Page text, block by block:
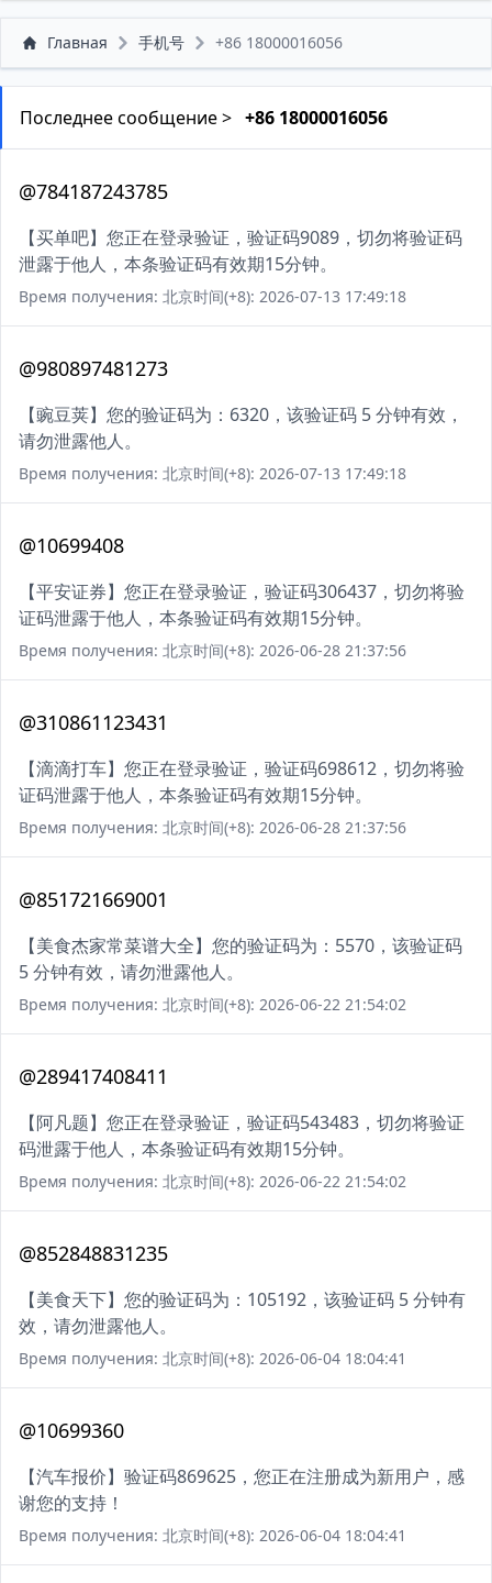
Главная 手机号 +86 18000016056
Последнее сообщение > +86 18000016056
@784187243785
【买单吧】您正在登录验证，验证码9089，切勿将验证码
泄露于他人，本条验证码有效期15分钟。
Время получения: 北京时间(+8): 2026-07-13 17:49:18
@980897481273
【豌豆荚】您的验证码为：6320，该验证码 5 分钟有效，
请勿泄露他人。
Время получения: 北京时间(+8): 2026-07-13 17:49:18
@10699408
【平安证券】您正在登录验证，验证码306437，切勿将验
证码泄露于他人，本条验证码有效期15分钟。
Время получения: 北京时间(+8): 2026-06-28 21:37:56
@310861123431
【滴滴打车】您正在登录验证，验证码698612，切勿将验
证码泄露于他人，本条验证码有效期15分钟。
Время получения: 北京时间(+8): 2026-06-28 21:37:56
@851721669001
【美食杰家常菜谱大全】您的验证码为：5570，该验证码
5 分钟有效，请勿泄露他人。
Время получения: 北京时间(+8): 2026-06-22 21:54:02
@289417408411
【阿凡题】您正在登录验证，验证码543483，切勿将验证
码泄露于他人，本条验证码有效期15分钟。
Время получения: 北京时间(+8): 2026-06-22 21:54:02
@852848831235
【美食天下】您的验证码为：105192，该验证码 5 分钟有
效，请勿泄露他人。
Время получения: 北京时间(+8): 2026-06-04 18:04:41
@10699360
【汽车报价】验证码869625，您正在注册成为新用户，感
谢您的支持！
Время получения: 北京时间(+8): 2026-06-04 18:04:41